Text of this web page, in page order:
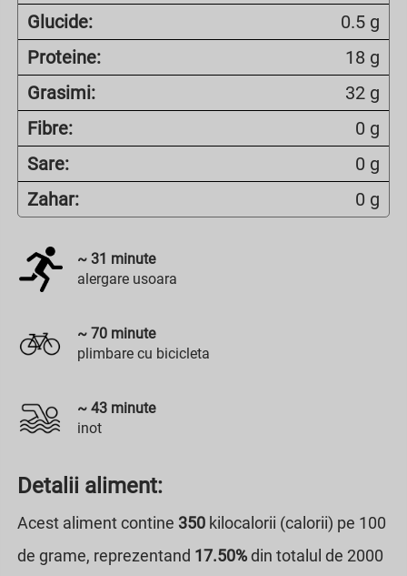
Glucide:
0.5 g
Proteine:
18 g
Grasimi:
32 g
Fibre:
0 g
Sare:
0 g
Zahar:
0 g
~ 31 minute
alergare usoara
~ 70 minute
plimbare cu bicicleta
~ 43 minute
inot
Detalii aliment:
Acest aliment contine 350 kilocalorii (calorii) pe 100
de grame, reprezentand 17.50%din totalul de 2000